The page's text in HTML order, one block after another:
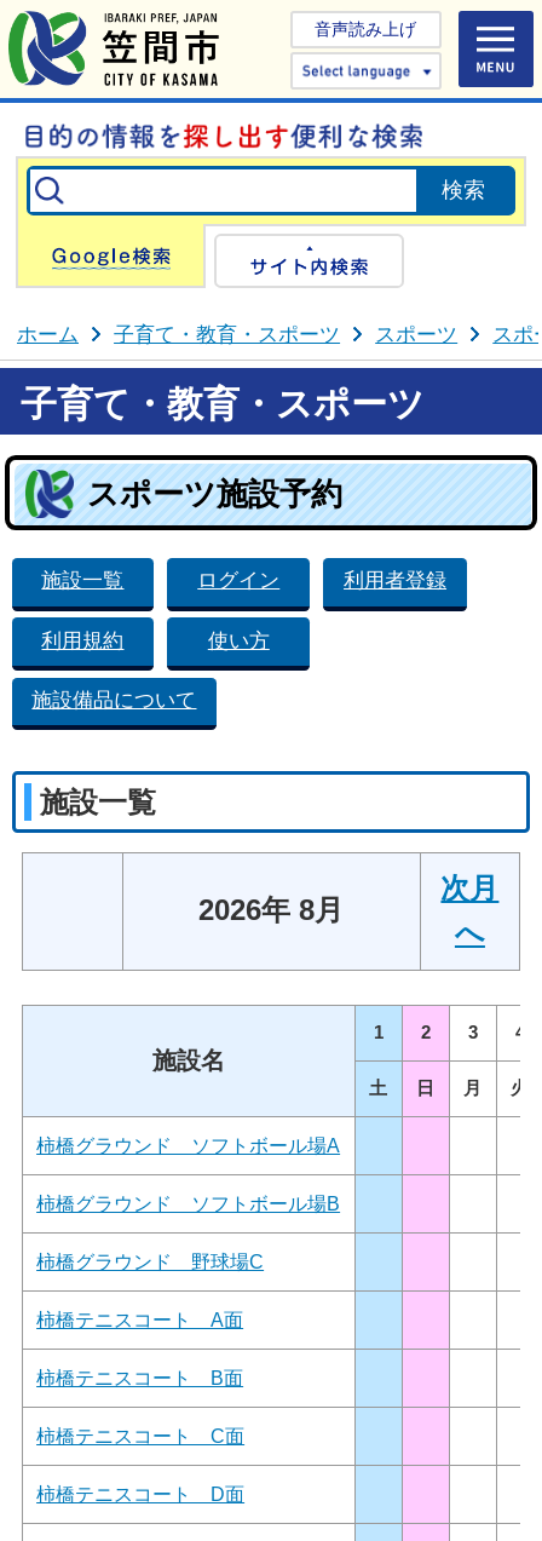
音声読み上げ
Select
Google検索
ホーム 子育て・教育・スポーツ スポーツ スポ
子育て・教育・スポーツ
スポーツ施設予約
施設一覧 ログイン 利用者登録
利用規約 使い方
施設備品について
施設一覧
2026年 8月
次月
へ
施設名
1 2 3 4
土 日 月 火
柿橋グラウンド ソフトボール場A
柿橋グラウンド ソフトボール場B
柿橋グラウンド 野球場C
柿橋テニスコート A面
柿橋テニスコート B面
柿橋テニスコート C面
柿橋テニスコート D面